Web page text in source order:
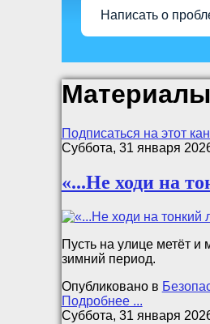
Написать о
Подписаться на этот
Суббота, 31 января
«...Не ходи на
Пусть на улице метёт
зимний период.
Опубликовано в
Подробнее ...
Суббота, 31 января